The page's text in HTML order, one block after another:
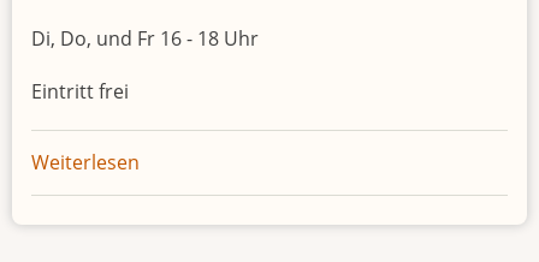
Di, Do, und Fr 16 - 18 Uhr
Eintritt frei
Weiterlesen
Vorwald-
Impressionen